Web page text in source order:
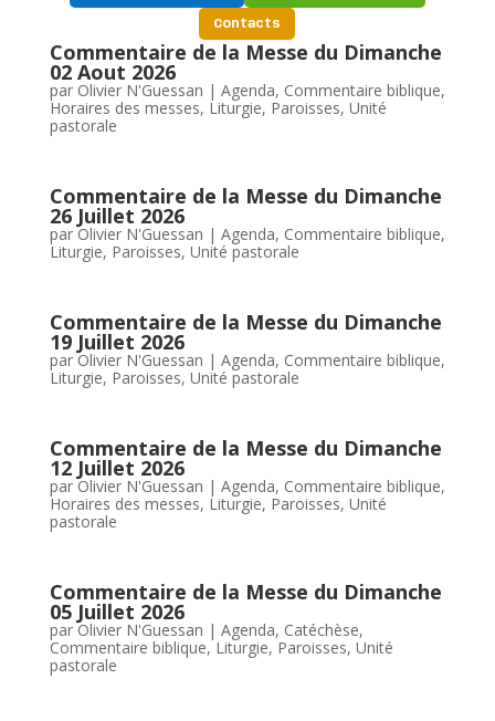
Contacts
Commentaire de la Messe du Dimanche
02 Aout 2026
par Olivier N'Guessan | Agenda, Commentaire biblique,
Horaires des messes, Liturgie, Paroisses, Unité
pastorale
Commentaire de la Messe du Dimanche
26 Juillet 2026
parOlivier N'Guessan | Agenda, Commentaire biblique,
Liturgie, Paroisses, Unité pastorale
Commentaire de la Messe du Dimanche
19 Juillet 2026
parOlivier N'Guessan | Agenda, Commentaire biblique,
Liturgie, Paroisses, Unité pastorale
Commentaire de la Messe du Dimanche
12 Juillet 2026
parOlivier N'Guessan | Agenda, Commentaire biblique,
Horaires des messes, Liturgie, Paroisses, Unité
pastorale
Commentaire de la Messe du Dimanche
05 Juillet 2026
parOlivier N'Guessan | Agenda, Catéchèse,
Commentaire biblique,Liturgie, Paroisses, Unité
pastorale